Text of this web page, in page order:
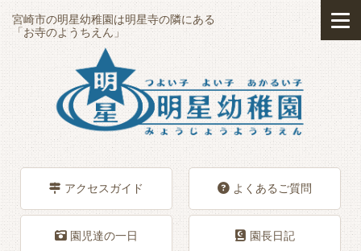
宮崎市の明星幼稚園は明星寺の隣にある
「お寺のようちえん」
アクセスガイド よくあるご質問
園児達の一日 園長日記